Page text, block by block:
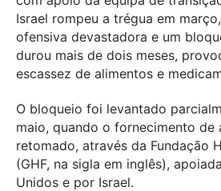
Israel rompeu a trégua em
ofensiva devastadora e um
durou mais de dois meses,
escassez de alimentos e
O bloqueio foi levantado
maio, quando o fornecimento de
retomado, através da Fundação
(GHF, na sigla em inglês),
Unidos e por Israel.